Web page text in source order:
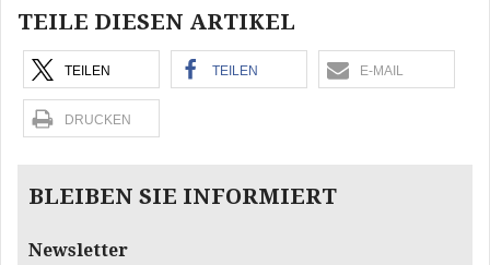
TEILE DIESEN ARTIKEL
TEILEN TEILEN E-MAIL
DRUCKEN
BLEIBEN SIE INFORMIERT
Newsletter